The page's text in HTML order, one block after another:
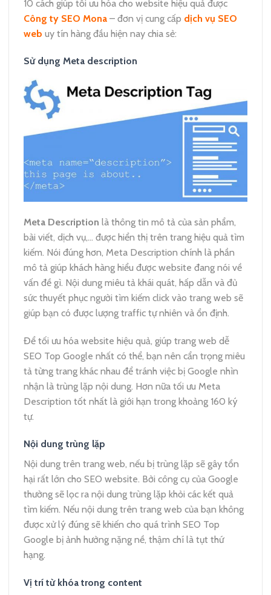
10 cách giúp tối ưu hóa cho website hiệu quả được
Công ty SEO Mona – đơn vị cung cấp dịch vụ SEO
web uy tín hàng đầu hiện nay chia sẻ:
Sử dụng Meta description
Meta Description là thông tin mô tả của sản phẩm,
bài viết, dịch vụ,… được hiển thị trên trang hiệu quả tìm
kiếm. Nói đúng hơn, Meta Description chính là phần
mô tả giúp khách hàng hiểu được website đang nói về
vấn đề gì. Nội dung miêu tả khái quát, hấp dẫn và đủ
sức thuyết phục người tìm kiếm click vào trang web sẽ
giúp bạn có được lượng traffic tự nhiên và ổn định.
Để tối ưu hóa website hiệu quả, giúp trang web dễ
SEO Top Google nhất có thể, bạn nên cẩn trọng miêu
tả từng trang khác nhau để tránh việc bị Google nhìn
nhận là trùng lặp nội dung. Hơn nữa tối ưu Meta
Description tốt nhất là giới hạn trong khoảng 160 ký
tự.
Nội dung trùng lặp
Nội dung trên trang web, nếu bị trùng lặp sẽ gây tổn
hại rất lớn cho SEO website. Bởi công cụ của Google
thường sẽ lọc ra nội dung trùng lặp khỏi các kết quả
tìm kiếm. Nếu nội dung trên trang web của bạn không
được xử lý đúng sẽ khiến cho quá trình SEO Top
Google bị ảnh hưởng nặng nề, thậm chí là tụt thứ
hạng.
Vị trí từ khóa trong content